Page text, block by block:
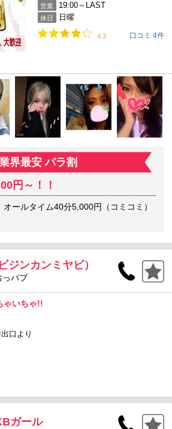
営業 19:00～LAST
休日 日曜
4.3 口コミ 4件
界最安 パラ割
円～！！
オールタイム40分5,000円（コミコミ）
ジンカンミヤビ）
っパブ
ゃいちゃ!!
口より
ガール